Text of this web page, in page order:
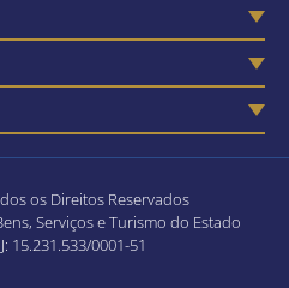
os Direitos Reservados
Serviços e Turismo do Estado
15.231.533/0001-51
Política de Privacidade